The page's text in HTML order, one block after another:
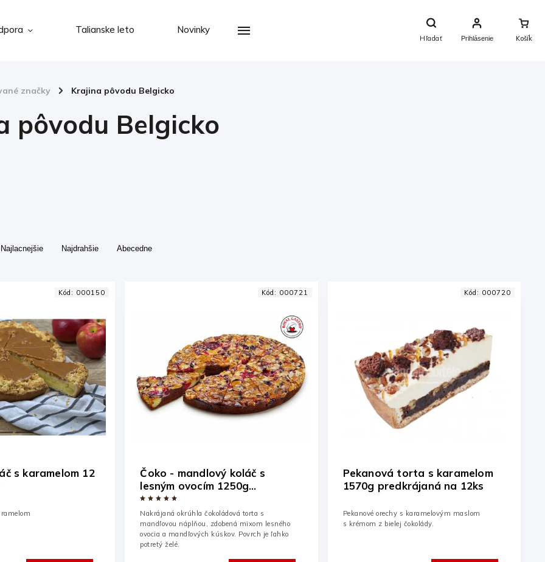
Hľadať
Nákupný
Košík
Prihlásenie
Talianske leto Novinky
značky / Krajina pôvodu Belgicko
pôvodu Belgicko
Najlacnejšie Najdrahšie Abecedne
s karamelom 12
Kód: 000150
Čoko - mandlový koláč s
lesným ovocím 1250g
predkrájaná na 10ks
Nakrájaná okrúhla čokoládová torta s
mandľovou náplňou, zdobená mixom lesného
ovocia a mandľových kúskov. Povrch je ľahko
potretý želé.
Kód: 000721
Pekanová torta s karamelom
1570g predkrájaná na 12ks
Pekanové orechy s karamelovým maslom
s krémom z bielej čokolády.
Kód: 000720